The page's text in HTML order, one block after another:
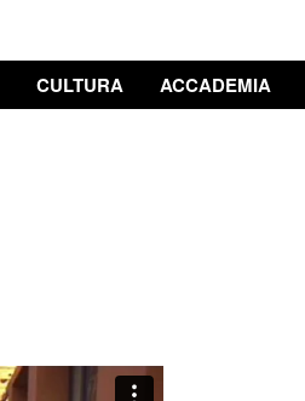
CULTURA ACCADEMIA